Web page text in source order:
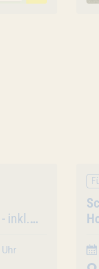
- inkl.